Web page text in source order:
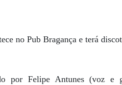
no Pub Bragança e terá
por Felipe Antunes (voz e